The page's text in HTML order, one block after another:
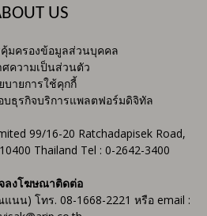
US
มครองข้อมูลส่วนบุคคล
ศความเป็นส่วนตัว
บายการใช้คุกกี้
บธุรกิจบริการแพลตฟอร์มดิจิทัล
99/16-20 Ratchadapisek Road,
Thailand Tel : 0-2642-3400
ลงโฆษณาติดต่อ
น) โทร. 08-1668-2221 หรือ email :